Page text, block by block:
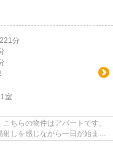
分
1室
ちらの物件はアパートです。
しを感じながら一日が始ま